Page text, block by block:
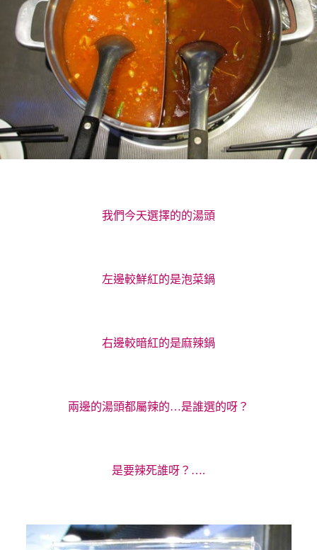
我們今天選擇的的湯頭
左邊較鮮紅的是泡菜鍋
右邊較暗紅的是麻辣鍋
兩邊的湯頭都屬辣的…是誰選的呀？
是要辣死誰呀？….